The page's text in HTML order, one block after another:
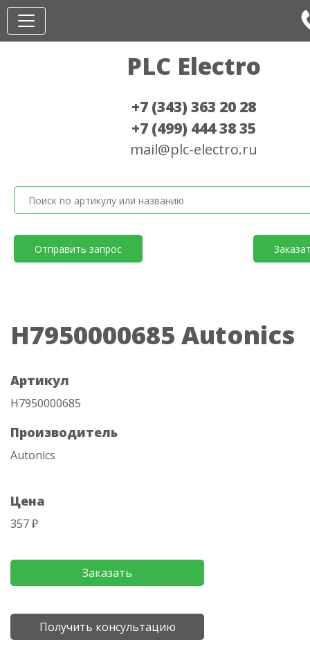
PLC Electro
+7 (343) 363 20 28
+7 (499) 444 38 35
mail@plc-electro.ru
Отправить запрос
H7950000685 Autonics
Артикул
H7950000685
Производитель
Autonics
Цена
357 ₽
Заказать
Получить консультацию